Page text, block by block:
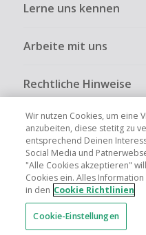
Lerne uns kennen
Arbeite mit uns
Rechtliche Hinweise
Globale Websites UK US
Wir nutzen Cookies, um eine
anzubeiten, diese stetitg zu
entsprechend Deinen
Social Media und
"Alle Cookies akzeptieren"
Cookies ein. Alles
in den Cookie Richtlinien
Cookie-Einstellungen